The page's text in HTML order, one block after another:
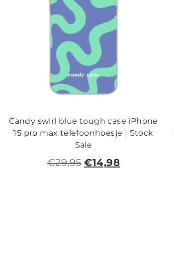
Candy swirl blue tough case iPhone
15 pro max telefoonhoesje | Stock
Sale
€29,95 €14,98